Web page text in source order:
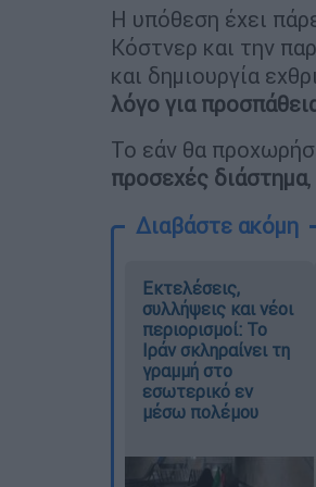
Η υπόθεση έχει
Κόστνερ και την
και δημιουργία
λόγο για
Το εάν θα
προσεχές διάστημα
Διαβάστε ακόμη
Εκτελέσεις,
συλλήψεις και νέοι
περιορισμοί: Το
Ιράν σκληραίνει τη
γραμμή στο
εσωτερικό εν
μέσω πολέμου